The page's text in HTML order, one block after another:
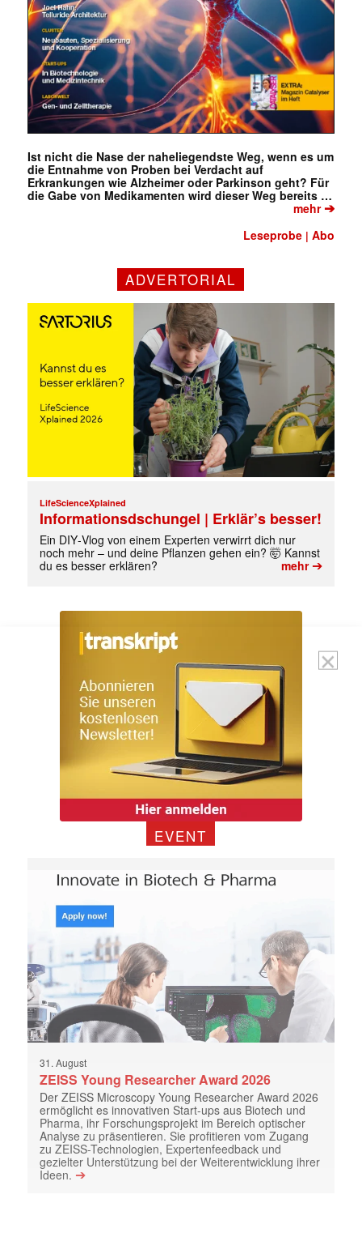
Mit dem |transkript-Newsletter
jede Woche aktuell informiert.
Mail
Ist nicht die Nase der naheliegendste Weg, wenn es um
die Entnahme von Proben bei Verdacht auf
Erkrankungen wie Alzheimer oder Parkinson geht? Für
die Gabe von Medikamenten wird dieser Weg bereits …
mehr➔
Leseprobe |Abo
ADVERTORIAL
LifeScienceXplained
Informationsdschungel | Erklär’s besser!
Ein DIY‑Vlog von einem Experten verwirrt dich nur
noch mehr – und deine Pflanzen gehen ein? 🤯 Kannst
du es besser erklären?
mehr➔
EVENT
31. August
ZEISS Young Researcher Award 2026
Der ZEISS Microscopy Young Researcher Award 2026
ermöglicht es innovativen Start-ups aus Biotech und
Pharma, ihr Forschungsprojekt im Bereich optischer
Analyse zu präsentieren. Sie profitieren vom Zugang
zu ZEISS-Technologien, Expertenfeedback und
gezielter Unterstützung bei der Weiterentwicklung ihrer
Ideen. ➔